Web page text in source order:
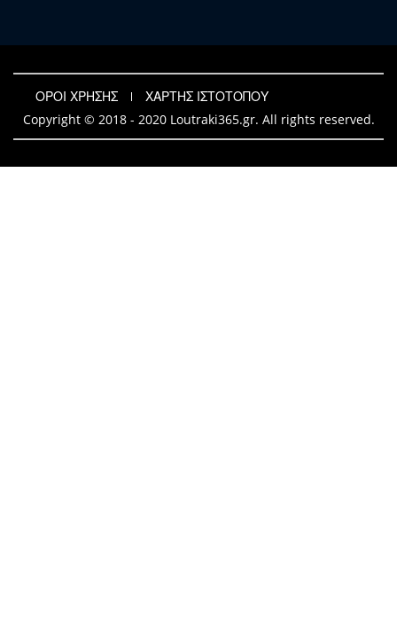
ΟΡΟΙ ΧΡΗΣΗΣ
ΧΑΡΤΗΣ ΙΣΤΟΤΟΠΟΥ
Copyright © 2018 - 2020 Loutraki365.gr. All rights reserved.